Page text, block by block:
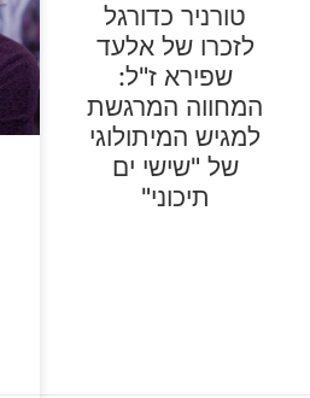
טורניר כדורגל
לזכרו של אלעד
שפירא ז"ל:
המחווה המרגשת
למגיש המיתולוגי
של "שישי ים
תיכוני"